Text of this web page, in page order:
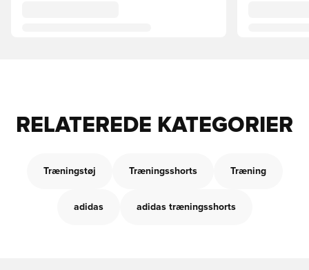
RELATEREDE KATEGORIER
Træningstøj Træningsshorts Træning
adidas adidas træningsshorts